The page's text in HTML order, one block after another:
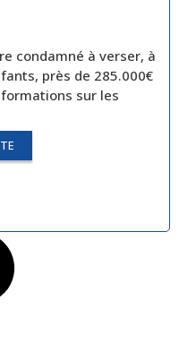
condamné à verser, à
près de 285.000€
sur les